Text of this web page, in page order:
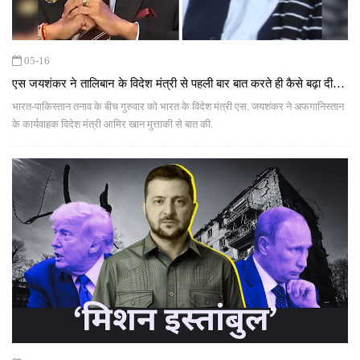
05-16
एस जयशंकर ने तालिबान के विदेश मंत्री से पहली बार बात करते ही कैसे बढ़ा दी
पाक की टेंशन, पढ़ें
भारत-पाकिस्तान तनाव के बीच गुरुवार को भारत के विदेश मंत्री एस. जयशंकर ने अफगानिस्तान
के कार्यवाहक विदेश मंत्री आमिर खान मुत्ताकी से बात की.